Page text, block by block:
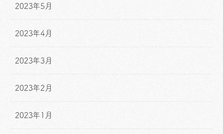
2023年5月
2023年4月
2023年3月
2023年2月
2023年1月